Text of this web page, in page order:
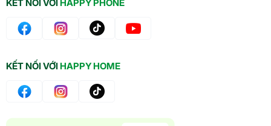
KẾT NỐI VỚIHAPPY PHONE
KẾT NỐI VỚIHAPPY HOME